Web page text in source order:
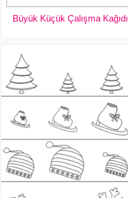
Büyük Küçük Çalışma Kağıdı